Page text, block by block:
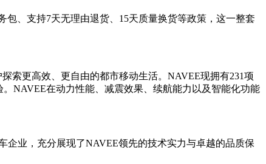
、支持7天无理由退货、15天质量换货等政策，这一整套
索更高效、更自由的都市移动生活。NAVEE现拥有231项
NAVEE在动力性能、减震效果、续航能力以及智能化功能
企业，充分展现了NAVEE领先的技术实力与卓越的品质保